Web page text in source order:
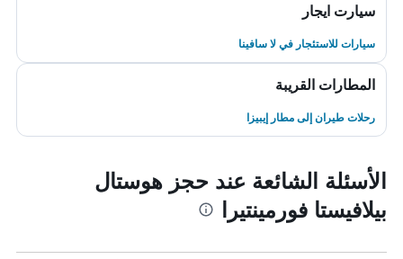
سيارت ايجار
سيارات للاستئجار في لا سافينا
المطارات القريبة
رحلات طيران إلى مطار إيبيزا
الأسئلة الشائعة عند حجز هوستال
بيلافيستا فورمينتيرا